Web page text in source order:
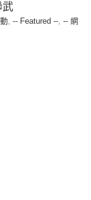
武
, -- Featured --, -- 網